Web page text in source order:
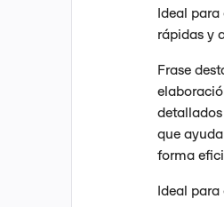
Ideal
rápidas y
Frase
que
forma
Ideal para